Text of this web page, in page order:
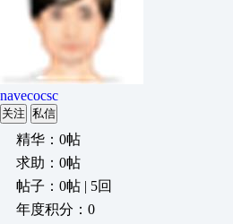
navecocsc
关注 私信
精华：0帖
求助：0帖
帖子：0帖 | 5回
年度积分：0